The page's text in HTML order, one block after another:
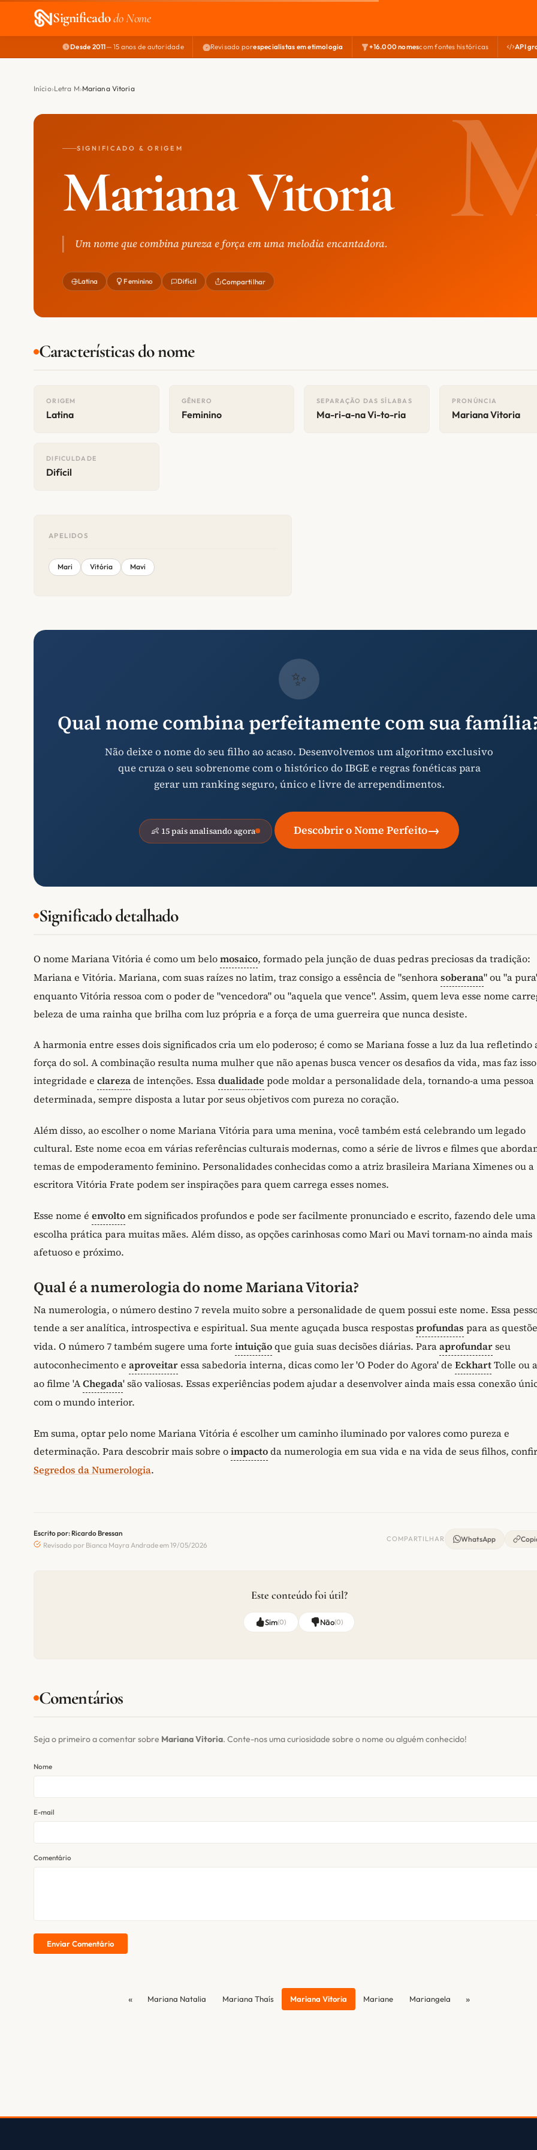
Significadodo Nome
Desde 2011— 15 anos de autoridade Revisado porespecialistas em etimologia +16.000 nomescom fontes históricas API
Início Letra M Mariana Vitoria
SIGNIFICADO & ORIGEM
Mariana Vitoria
Um nome que combina pureza e força em uma melodia encantadora.
Latina Feminino Difícil Compartilhar
Características do nome
ORIGEM
Latina
GÊNERO
Feminino
SEPARAÇÃO DAS SÍLABAS
Ma-ri-a-na Vi-to-ria
PRONÚNCIA
Mariana Vitoria
DIFICULDADE
Difícil
APELIDOS
Mari Vitória Mavi
✨
Qual nome combina perfeitamente com sua
Não deixe o nome do seu filho ao acaso. Desenvolvemos um algoritmo exclusivo
que cruza o seu sobrenome com o histórico do IBGE e regras fonéticas para
gerar um ranking seguro, único e livre de arrependimentos.
👶 15 pais analisando agora Descobrir o Nome Perfeito→
Significado detalhado
O nome Mariana Vitória é como um belomosaico, formado pela junção de duas pedras preciosas da tradição:
Mariana e Vitória. Mariana, com suas raízes no latim, traz consigo a essência de "senhorasoberana" ou "a
enquanto Vitória ressoa com o poder de "vencedora" ou "aquela que vence". Assim, quem leva esse nome
beleza de uma rainha que brilha com luz própria e a força de uma guerreira que nunca desiste.
A harmonia entre esses dois significados cria um elo poderoso; é como se Mariana fosse a luz da lua refletindo
força do sol. A combinação resulta numa mulher que não apenas busca vencer os desafios da vida, mas faz
integridade e clarezade intenções. Essadualidade pode moldar a personalidade dela, tornando-a uma pessoa
determinada, sempre disposta a lutar por seus objetivos com pureza no coração.
Além disso, ao escolher o nome Mariana Vitória para uma menina, você também está celebrando um legado
cultural. Este nome ecoa em várias referências culturais modernas, como a série de livros e filmes que
temas de empoderamento feminino. Personalidades conhecidas como a atriz brasileira Mariana Ximenes ou a
escritora Vitória Frate podem ser inspirações para quem carrega esses nomes.
Esse nome é envoltoem significados profundos e pode ser facilmente pronunciado e escrito, fazendo dele uma
escolha prática para muitas mães. Além disso, as opções carinhosas como Mari ou Mavi tornam-no ainda mais
afetuoso e próximo.
Qual é a numerologia do nome Mariana Vitoria?
Na numerologia, o número destino 7 revela muito sobre a personalidade de quem possui este nome. Essa
tende a ser analítica, introspectiva e espiritual. Sua mente aguçada busca respostasprofundas para as
vida. O número 7 também sugere uma forte intuiçãoque guia suas decisões diárias. Paraaprofundarseu
autoconhecimento e aproveitaressa sabedoria interna, dicas como ler 'O Poder do Agora' de EckhartTolle ou
ao filme 'AChegada' são valiosas. Essas experiências podem ajudar a desenvolver ainda mais essa conexão
com o mundo interior.
Em suma, optar pelo nome Mariana Vitória é escolher um caminho iluminado por valores como pureza e
determinação. Para descobrir mais sobre oimpactoda numerologia em sua vida e na vida de seus filhos,
Segredos da Numerologia.
Escrito por: Ricardo Bressan
Revisado por Bianca Mayra Andrade em 19/05/2026
COMPARTILHAR WhatsApp
Este conteúdo foi útil?
Sim(0) Não(0)
Comentários
Seja o primeiro a comentar sobre Mariana Vitoria. Conte-nos uma curiosidade sobre o nome ou alguém conhecido!
Nome
E-mail
Comentário
Enviar Comentário
« Mariana Natalia Mariana Thaís Mariana Vitoria Mariane Mariangela »